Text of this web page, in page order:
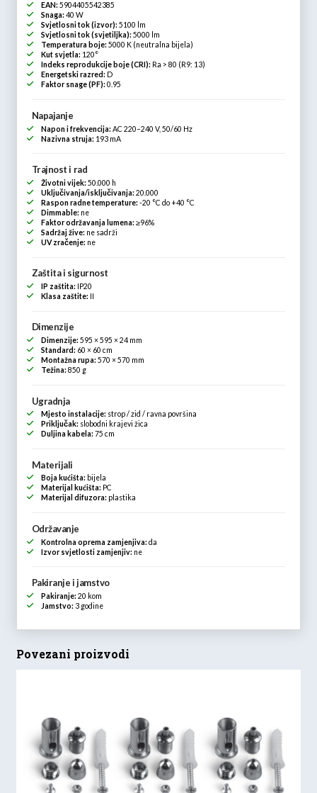
EAN: 5904405542385
Snaga: 40 W
Svjetlosni tok (izvor): 5100 lm
Svjetlosni tok (svjetiljka): 5000 lm
Temperatura boje: 5000 K (neutralna bijela)
Kut svjetla: 120°
Indeks reprodukcije boje (CRI): Ra > 80 (R9: 13)
Energetski razred: D
Faktor snage (PF): 0.95
Napajanje
Napon i frekvencija: AC 220–240 V, 50/60 Hz
Nazivna struja: 193 mA
Trajnost i rad
Životni vijek: 50.000 h
Uključivanja/isključivanja: 20.000
Raspon radne temperature: -20 °C do +40 °C
Dimmable: ne
Faktor održavanja lumena: ≥96%
Sadržaj žive: ne sadrži
UV zračenje: ne
Zaštita i sigurnost
IP zaštita: IP20
Klasa zaštite: II
Dimenzije
Dimenzije: 595 × 595 × 24 mm
Standard: 60 × 60 cm
Montažna rupa: 570 × 570 mm
Težina: 850 g
Ugradnja
Mjesto instalacije: strop / zid / ravna površina
Priključak: slobodni krajevi žica
Duljina kabela: 75 cm
Materijali
Boja kućišta: bijela
Materijal kućišta: PC
Materijal difuzora: plastika
Održavanje
Kontrolna oprema zamjenjiva: da
Izvor svjetlosti zamjenjiv: ne
Pakiranje i jamstvo
Pakiranje: 20 kom
Jamstvo: 3 godine
Povezani proizvodi